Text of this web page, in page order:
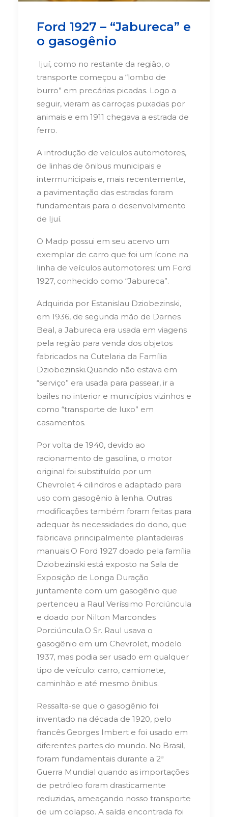
Ford 1927 – “Jabureca” e
o gasogênio
Ijuí, como no restante da região, o
transporte começou a “lombo de
burro” em precárias picadas. Logo a
seguir, vieram as carroças puxadas por
animais e em 1911 chegava a estrada de
ferro.
A introdução de veículos automotores,
de linhas de ônibus municipais e
intermunicipais e, mais recentemente,
a pavimentação das estradas foram
fundamentais para o desenvolvimento
de Ijuí.
O Madp possui em seu acervo um
exemplar de carro que foi um ícone na
linha de veículos automotores: um Ford
1927, conhecido como “Jabureca”.
Adquirida por Estanislau Dziobezinski,
em 1936, de segunda mão de Darnes
Beal, a Jabureca era usada em viagens
pela região para venda dos objetos
fabricados na Cutelaria da Família
Dziobezinski.Quando não estava em
“serviço” era usada para passear, ir a
bailes no interior e municípios vizinhos e
como “transporte de luxo” em
casamentos.
Por volta de 1940, devido ao
racionamento de gasolina, o motor
original foi substituído por um
Chevrolet 4 cilindros e adaptado para
uso com gasogênio à lenha. Outras
modificações também foram feitas para
adequar às necessidades do dono, que
fabricava principalmente plantadeiras
manuais.O Ford 1927 doado pela família
Dziobezinski está exposto na Sala de
Exposição de Longa Duração
juntamente com um gasogênio que
pertenceu a Raul Veríssimo Porciúncula
e doado por Nilton Marcondes
Porciúncula.O Sr. Raul usava o
gasogênio em um Chevrolet, modelo
1937, mas podia ser usado em qualquer
tipo de veículo: carro, camionete,
caminhão e até mesmo ônibus.
Ressalta-se que o gasogênio foi
inventado na década de 1920, pelo
francês Georges Imbert e foi usado em
diferentes partes do mundo. No Brasil,
foram fundamentais durante a 2ª
Guerra Mundial quando as importações
de petróleo foram drasticamente
reduzidas, ameaçando nosso transporte
de um colapso. A saída encontrada foi